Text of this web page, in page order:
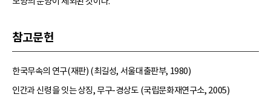
참고문헌
한국무속의 연구(재판) (최길성, 서울대출판부, 1980)
인간과 신령을 잇는 상징, 무구-경상도 (국립문화재연구소, 2005)